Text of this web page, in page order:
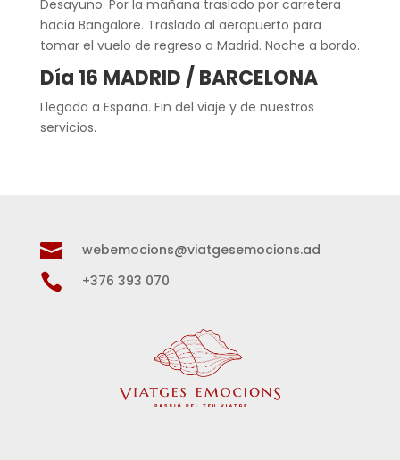
Desayuno. Por la mañana traslado por carretera
hacia Bangalore. Traslado al aeropuerto para
tomar el vuelo de regreso a Madrid. Noche a bordo.
Día 16 MADRID / BARCELONA
Llegada a España. Fin del viaje y de nuestros
servicios.
 webemocions@viatgesemocions.ad
 +376 393 070